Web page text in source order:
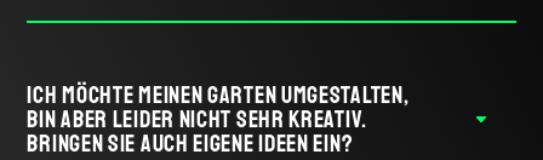
ICH MÖCHTE MEINEN GARTEN UMGESTALTEN,
BIN ABER LEIDER NICHT SEHR KREATIV.
BRINGEN SIE AUCH EIGENE IDEEN EIN?